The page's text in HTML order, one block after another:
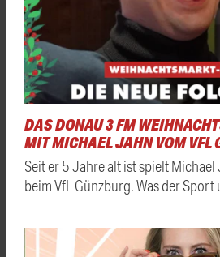
DAS DONAU 3 FM
MIT MICHAEL JAHN VOM VFL
Seit er 5 Jahre alt ist spielt
beim VfL Günzburg. Was der